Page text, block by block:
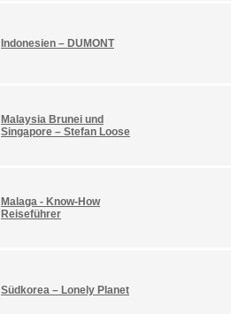
Indonesien – DUMONT
Malaysia Brunei und
Singapore – Stefan Loose
Malaga - Know-How
Reiseführer
Südkorea – Lonely Planet